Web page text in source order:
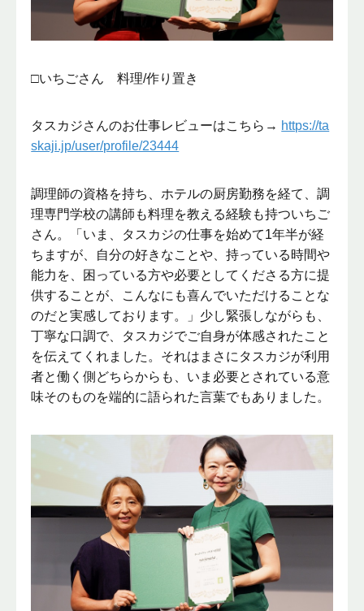
□いちごさん 料理/作り置き
タスカジさんのお仕事レビューはこちら→ https://ta
skaji.jp/user/profile/23444
調理師の資格を持ち、ホテルの厨房勤務を経て、調
理専門学校の講師も料理を教える経験も持ついちご
さん。「いま、タスカジの仕事を始めて1年半が経
ちますが、自分の好きなことや、持っている時間や
能力を、困っている方や必要としてくださる方に提
供することが、こんなにも喜んでいただけることな
のだと実感しております。」少し緊張しながらも、
丁寧な口調で、タスカジでご自身が体感されたこと
を伝えてくれました。それはまさにタスカジが利用
者と働く側どちらからも、いま必要とされている意
味そのものを端的に語られた言葉でもありました。